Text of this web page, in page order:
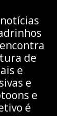
de
e
e
e
é